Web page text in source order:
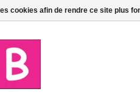
cookies afin de rendre ce site plus